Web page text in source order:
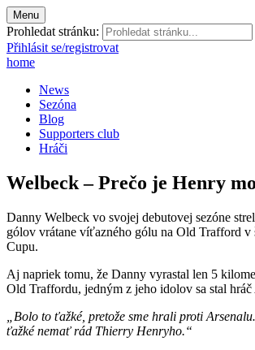
Menu
Prohledat stránku:
Přihlásit se/registrovat
home
News
Sezóna
Blog
Supporters club
Hráči
Welbeck – Prečo je Henry
Danny Welbeck vo svojej debutovej sezóne
gólov vrátane víťazného gólu na Old Trafford
Cupu.
Aj napriek tomu, že Danny vyrastal len 5
Old Traffordu, jedným z jeho idolov sa stal hráč
„Bolo to ťažké, pretože sme hrali proti
ťažké nemať rád Thierry Henryho.“